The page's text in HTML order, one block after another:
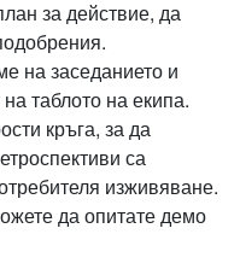
за действие, да
на заседанието и
таблото на екипа.
кръга, за да
са
изживяване.
да опитате демо